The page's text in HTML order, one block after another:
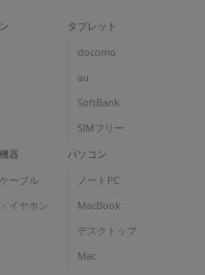
タブレット
docomo
au
SoftBank
SIMフリー
器
ーブル
イヤホン
パソコン
ノートPC
MacBook
デスクトップ
Mac